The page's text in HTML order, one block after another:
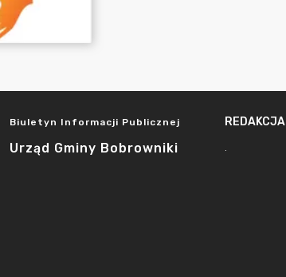
Biuletyn Informacji Publicznej
Urząd Gminy Bobrowniki
REDAKCJA
.